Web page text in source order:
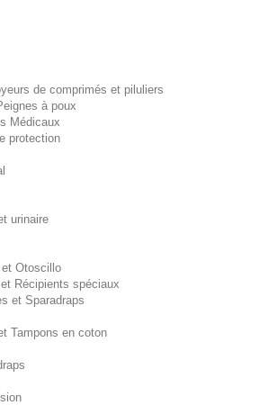
de comprimés et piluliers
à poux
Médicaux
protection
urinaire
Otoscillo
Récipients spéciaux
et Sparadraps
Tampons en coton